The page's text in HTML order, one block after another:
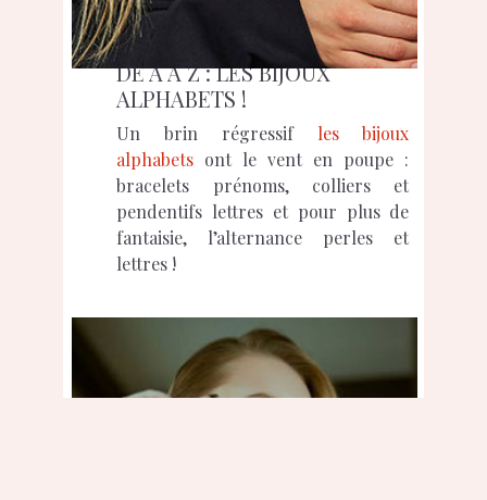
DE A À Z : LES BIJOUX
ALPHABETS !
Un brin régressif les bijoux
alphabets ont le vent en poupe :
bracelets prénoms, colliers et
pendentifs lettres et pour plus de
fantaisie, l’alternance perles et
lettres !